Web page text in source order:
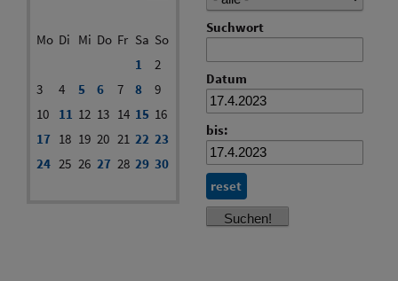
Mo Di Mi Do Fr Sa So
1
2
3
4 5 6 7 8
9
10
11 12 13 14 15 16
17 18 19 20 21 22 23
24 25 26 27 28 29 30
Suchwort
Datum
bis:
reset